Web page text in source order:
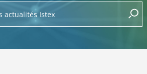
les actualités Istex